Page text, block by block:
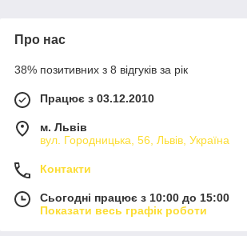
Про нас
38% позитивних з 8 відгуків за рік
Працює з 03.12.2010
м. Львів
вул. Городницька, 56, Львів, Україна
Контакти
Сьогодні працює з 10:00 до 15:00
Показати весь графік роботи